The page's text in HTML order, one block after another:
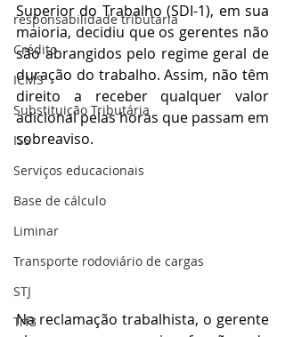
responsabilidade tributária
Crédito
ICMS
Substituição Tributária
ISS
Serviços educacionais
Base de cálculo
Liminar
Transporte rodoviário de cargas
STJ
Trf3
Superior do Trabalho (SDI-1), em sua
maioria, decidiu que os gerentes não
são abrangidos pelo regime geral de
duração do trabalho. Assim, não têm
direito a receber qualquer valor
adicional pelas horas que passam em
sobreaviso.
Na reclamação trabalhista, o gerente